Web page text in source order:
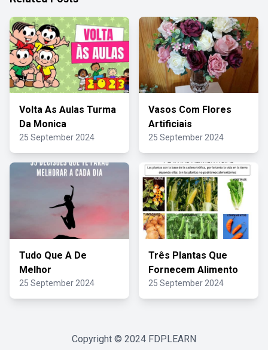
Volta As Aulas Turma
Da Monica
25 September 2024
Vasos Com Flores
Artificiais
25 September 2024
Tudo Que A De
Melhor
25 September 2024
Três Plantas Que
Fornecem Alimento
25 September 2024
Copyright © 2024 FDPLEARN